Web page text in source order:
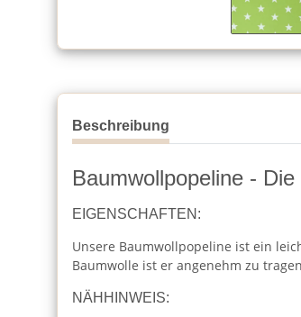
Beschreibung
Baumwollpopeline -
EIGENSCHAFTEN:
Unsere Baumwollpopeline ist ein
Baumwolle ist er angenehm zu
NÄHHINWEIS: